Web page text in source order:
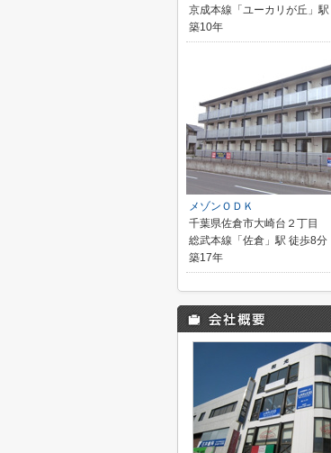
京成本線「ユーカリが丘」
築10年
メゾンＯＤＫ
千葉県佐倉市大崎台２丁目
総武本線「佐倉」駅 徒歩8分
築17年